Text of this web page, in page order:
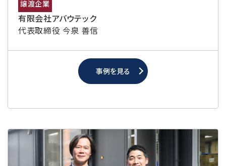
譲渡企業
有限会社アバウテック
代表取締役 今泉 善信
事例を見る